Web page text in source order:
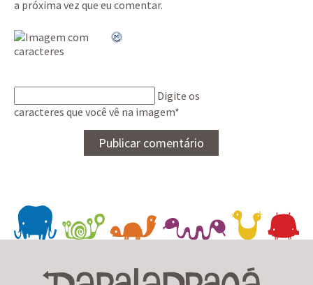
a próxima vez que eu comentar.
Digite os
caracteres que você vê na imagem*